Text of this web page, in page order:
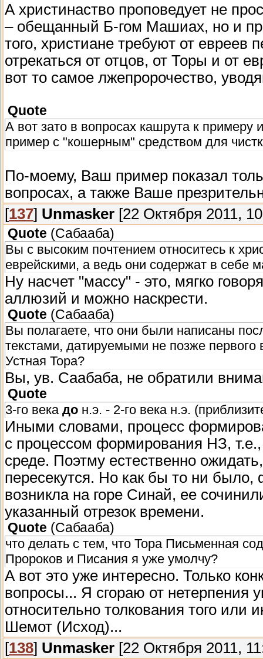
А христинаство проповедует не
– обещанный Б-гом Машиах, но и
того, христиане требуют от евреев
отрекаться от отцов, от Торы и от
вот то самое лжепророчество,
Quote
А вот зато в вопросах кашрута к
пример с "кошерным" средством для
По-моему, Ваш пример показал
вопросах, а также Ваше
[137] Unmasker [22 Октября 2011,
Quote (Сабааба)
Вы с высоким почтением относитесь к
еврейскими, а ведь они содержат в себе
Ну насчет "массу" - это, мягко
аллюзий и можно наскрести.
Quote (Сабааба)
Вы полагаете, что они были написаны
текстами, датируемыми не позже
Устная Тора?
Вы, ув. Саабаба, не обратили
Quote
3-го века до н.э. - 2-го века н.э.
Иными словами, процесс
с процессом формирования НЗ,
среде. Поэтму естественно
пересекутся. Но как бы то ни было,
возникла на горе Синай, ее
указанный отрезок времени.
Quote (Сабааба)
что делать с тем, что Тора Письменная
Пророков и Писания я уже умолчу?
А вот это уже интересно. Только
вопросы... Я сгораю от нетерпения
относительно толкования того или
Шемот (Исход)...
[138] Unmasker [22 Октября 2011,